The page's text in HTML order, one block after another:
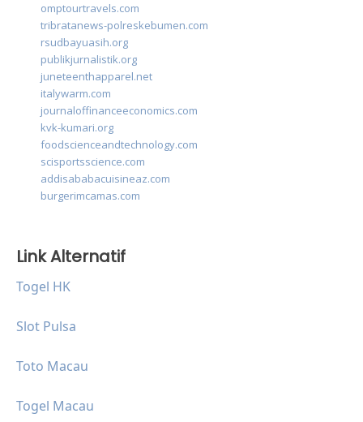
omptourtravels.com
tribratanews-polreskebumen.com
rsudbayuasih.org
publikjurnalistik.org
juneteenthapparel.net
italywarm.com
journaloffinanceeconomics.com
kvk-kumari.org
foodscienceandtechnology.com
scisportsscience.com
addisababacuisineaz.com
burgerimcamas.com
Link Alternatif
Togel HK
Slot Pulsa
Toto Macau
Togel Macau